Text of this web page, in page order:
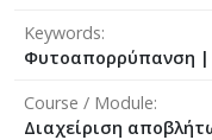
Keywords
Φυτοαπορρύπανση |
Course / Module
Διαχείριση